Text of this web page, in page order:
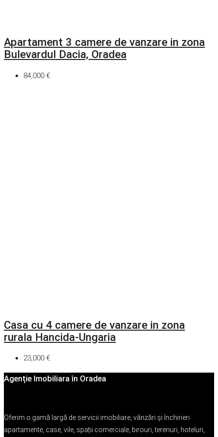
Apartament 3 camere de vanzare in zona
Bulevardul Dacia, Oradea
84,000 €
Casa cu 4 camere de vanzare in zona
rurala Hancida-Ungaria
23,000 €
Agenție Imobiliara în Oradea
Oferim o gamă largă de servicii imobiliare, vânzări și închirieri
apartamente, case, vile, spații comerciale, birouri, terenuri, hoteluri,